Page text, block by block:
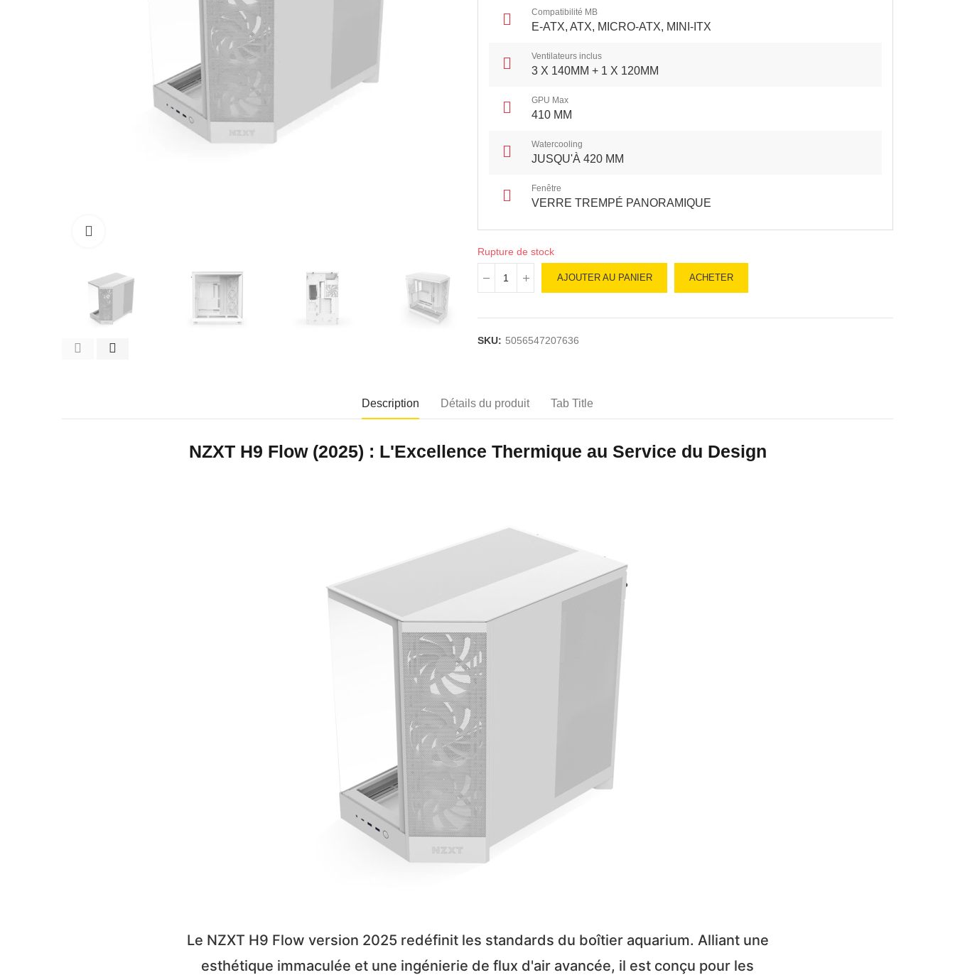
Compatibilité MB
E-ATX, ATX, MICRO-ATX, MINI-ITX
Ventilateurs inclus
3 X 140MM + 1 X 120MM
GPU Max
410 MM
Watercooling
JUSQU'À 420 MM
Fenêtre
VERRE TREMPÉ PANORAMIQUE
Rupture de stock
AJOUTER AU PANIER ACHETER
SKU: 5056547207636
Description Détails du produit Tab Title
NZXT H9 Flow (2025) : L'Excellence Thermique au Service du Design
Le NZXT H9 Flow version 2025 redéfinit les standards du boîtier aquarium. Alliant une
esthétique immaculée et une ingénierie de flux d'air avancée, il est conçu pour les